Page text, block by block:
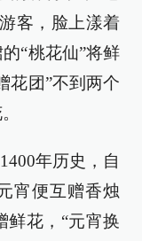
客，脸上漾着
“桃花仙”将鲜
花团”不到两个
年历史，自
宵便互赠香烛
鲜花，“元宵换